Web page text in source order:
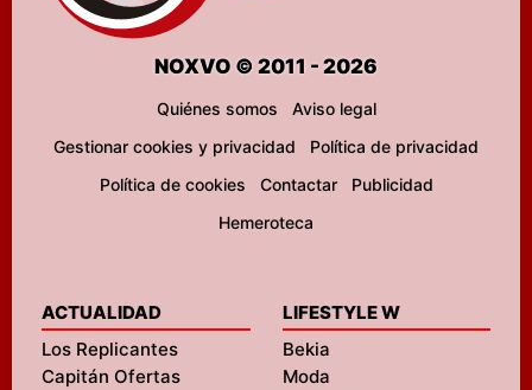
NOXVO © 2011 - 2026
Quiénes somos
Aviso legal
Gestionar cookies y privacidad
Política de privacidad
Política de cookies
Contactar
Publicidad
Hemeroteca
ACTUALIDAD
Los Replicantes
Capitán Ofertas
LIFESTYLE W
Bekia
Moda